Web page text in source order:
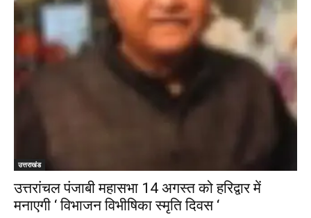
उत्तराखंड
उत्तरांचल पंजाबी महासभा 14 अगस्त को हरिद्वार में
मनाएगी ‘ विभाजन विभीषिका स्मृति दिवस ‘